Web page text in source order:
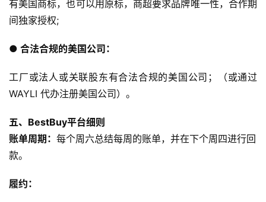
有美国商标，也可以用原标，商超要求品牌唯一性，合作期
间独家授权;
● 合法合规的美国公司：
工厂或法人或关联股东有合法合规的美国公司；（或通过
WAYLI 代办注册美国公司）。
五、BestBuy平台细则
账单周期： 每个周六总结每周的账单，并在下个周四进行回
款。
履约：